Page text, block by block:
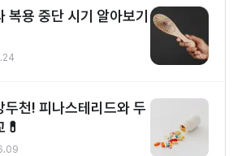
복용 중단 시기 알아보기
두천! 피나스테리드와 두
💊